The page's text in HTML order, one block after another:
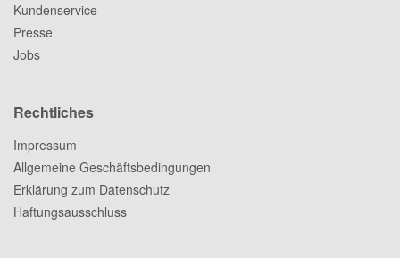
Kundenservice
Presse
Jobs
Rechtliches
Impressum
Allgemeine Geschäftsbedingungen
Erklärung zum Datenschutz
Haftungsausschluss